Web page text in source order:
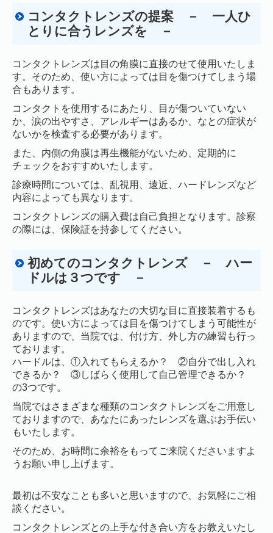
コンタクトレンズの提案 － 一人ひ
とりに合うレンズを －
コンタクトレンズは目の角膜に直接のせて使用いたしま
す。そのため、使い方によっては目を傷つけてしまう場
合もあります。
コンタクトを使用するにあたり、目が傷ついていない
か、涙の出やすさ、アレルギーはあるか、なとの症状が
ないかを検査する必要があります。
また、内側の角膜は再生機能がないため、定期的に
チェックをおすすめいたします。
診療時間については、乱視用、遠近、ハードレンズなど
内容によっても異なります。
コンタクトレンズの購入費は自己負担となります。診察
の際には、保険証を持参してください。
初めてのコンタクトレンズ － ハー
ドルは３つです －
コンタクトレンズはあなたの大切な目に直接装着するも
のです。使い方によっては目を傷つけてしまう可能性が
ありますので、当院では、付け方、外し方の練習も行っ
ております。
ハードルは、①入れてもらえるか？ ②自分で出し入れ
できるか？ ③しばらく使用して自己管理できるか？
の3つです。
当院ではさまざまな種類のコンタクトレンズをご用意し
ておりますので、あなたにあったレンズを選ぶお手伝い
もいたします。
そのため、お時間に余裕をもってご来院くださいますよ
うお願い申し上げます。
最初は不安なことも多いと思いますので、お気軽にご相
談ください。
コンタクトレンズとの上手な付き合い方をお教えいたし